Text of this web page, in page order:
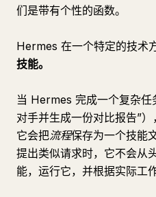
们是带有个性的函数。
Hermes 在一个特定的技术
技能。
当 Hermes 完成一个复杂任
对手并生成一份对比报告”）
它会把流程保存为一个技能
提出类似请求时，它不会从
能，运行它，并根据实际工